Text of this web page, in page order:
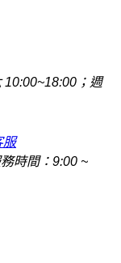
10:00~18:00；週
時間：9:00 ~